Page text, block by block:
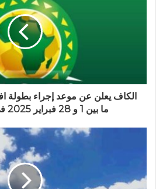
الكاف يعلن عن موعد إجراء بطولة
ما بين 1 و 28 فبراير 2025 في شرق إفريقيا.